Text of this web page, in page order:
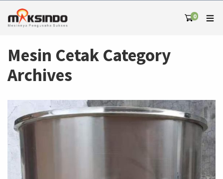
0
Mesin Cetak Category
Archives